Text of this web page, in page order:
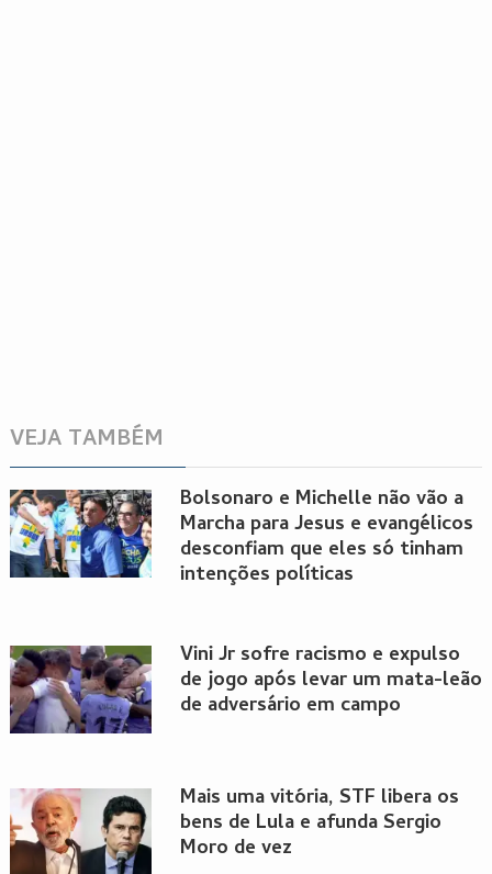
VEJA TAMBÉM
Bolsonaro e Michelle não vão a
Marcha para Jesus e evangélicos
desconfiam que eles só tinham
intenções políticas
Vini Jr sofre racismo e expulso
de jogo após levar um mata-leão
de adversário em campo
Mais uma vitória, STF libera os
bens de Lula e afunda Sergio
Moro de vez